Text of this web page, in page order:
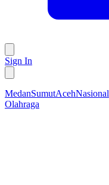
Sign In
MedanSumutAcehNasional
Olahraga